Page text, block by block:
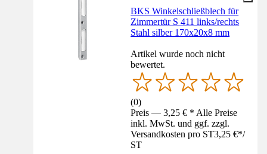
BKS Winkelschließblech für
Zimmertür S 411 links/rechts
Stahl silber 170x20x8 mm
Artikel wurde noch nicht
bewertet.
(0)
Preis — 3,25 € * Alle Preise
inkl. MwSt. und ggf. zzgl.
Versandkosten pro ST3,25 €*/
ST